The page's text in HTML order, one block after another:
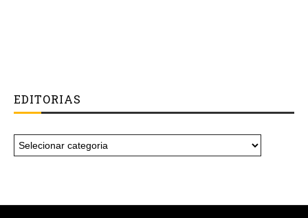
EDITORIAS